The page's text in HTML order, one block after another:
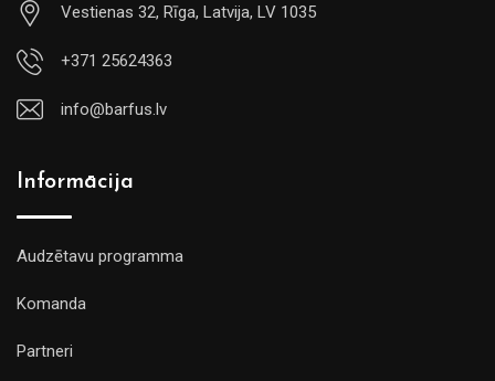
Vestienas 32, Rīga, Latvija, LV 1035
+371 25624363
info@barfus.lv
Informācija
Audzētavu programma
Komanda
Partneri